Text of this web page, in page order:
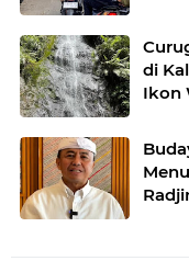
di
Ikon